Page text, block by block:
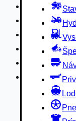
Špeciály/
Návesy/
Privesné
Lode/